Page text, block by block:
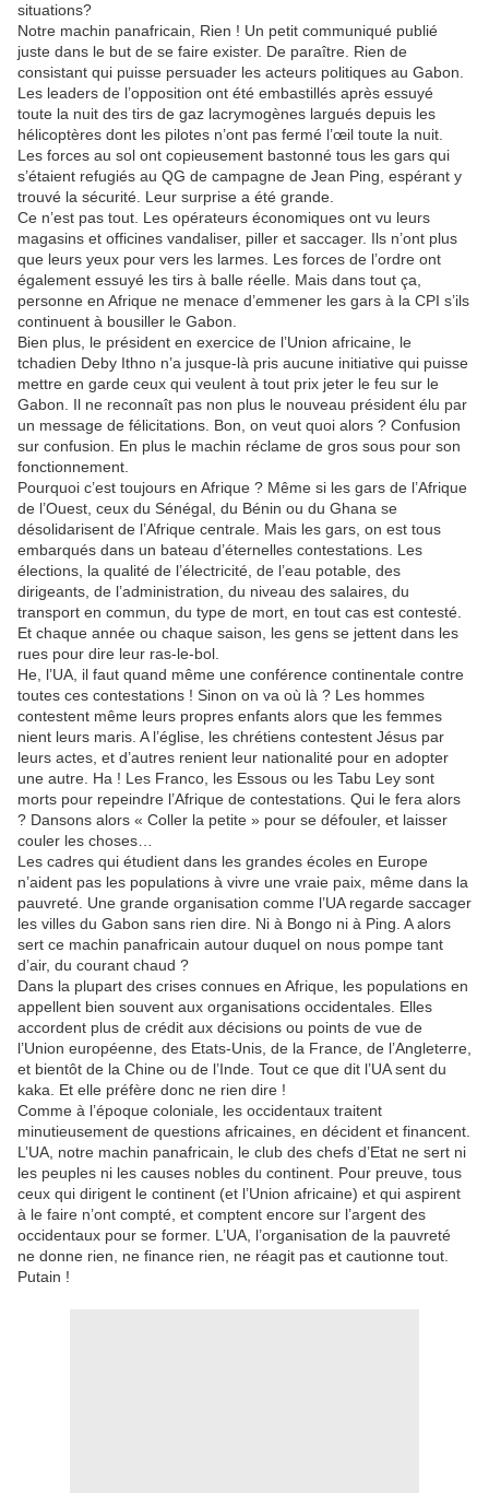
situations?
Notre machin panafricain, Rien ! Un petit communiqué publié
juste dans le but de se faire exister. De paraître. Rien de
consistant qui puisse persuader les acteurs politiques au Gabon.
Les leaders de l’opposition ont été embastillés après essuyé
toute la nuit des tirs de gaz lacrymogènes largués depuis les
hélicoptères dont les pilotes n’ont pas fermé l’œil toute la nuit.
Les forces au sol ont copieusement bastonné tous les gars qui
s’étaient refugiés au QG de campagne de Jean Ping, espérant y
trouvé la sécurité. Leur surprise a été grande.
Ce n’est pas tout. Les opérateurs économiques ont vu leurs
magasins et officines vandaliser, piller et saccager. Ils n’ont plus
que leurs yeux pour vers les larmes. Les forces de l’ordre ont
également essuyé les tirs à balle réelle. Mais dans tout ça,
personne en Afrique ne menace d’emmener les gars à la CPI s’ils
continuent à bousiller le Gabon.
Bien plus, le président en exercice de l’Union africaine, le
tchadien Deby Ithno n’a jusque-là pris aucune initiative qui puisse
mettre en garde ceux qui veulent à tout prix jeter le feu sur le
Gabon. Il ne reconnaît pas non plus le nouveau président élu par
un message de félicitations. Bon, on veut quoi alors ? Confusion
sur confusion. En plus le machin réclame de gros sous pour son
fonctionnement.
Pourquoi c’est toujours en Afrique ? Même si les gars de l’Afrique
de l’Ouest, ceux du Sénégal, du Bénin ou du Ghana se
désolidarisent de l’Afrique centrale. Mais les gars, on est tous
embarqués dans un bateau d’éternelles contestations. Les
élections, la qualité de l’électricité, de l’eau potable, des
dirigeants, de l’administration, du niveau des salaires, du
transport en commun, du type de mort, en tout cas est contesté.
Et chaque année ou chaque saison, les gens se jettent dans les
rues pour dire leur ras-le-bol.
He, l’UA, il faut quand même une conférence continentale contre
toutes ces contestations ! Sinon on va où là ? Les hommes
contestent même leurs propres enfants alors que les femmes
nient leurs maris. A l’église, les chrétiens contestent Jésus par
leurs actes, et d’autres renient leur nationalité pour en adopter
une autre. Ha ! Les Franco, les Essous ou les Tabu Ley sont
morts pour repeindre l’Afrique de contestations. Qui le fera alors
? Dansons alors « Coller la petite » pour se défouler, et laisser
couler les choses…
Les cadres qui étudient dans les grandes écoles en Europe
n’aident pas les populations à vivre une vraie paix, même dans la
pauvreté. Une grande organisation comme l’UA regarde saccager
les villes du Gabon sans rien dire. Ni à Bongo ni à Ping. A alors
sert ce machin panafricain autour duquel on nous pompe tant
d’air, du courant chaud ?
Dans la plupart des crises connues en Afrique, les populations en
appellent bien souvent aux organisations occidentales. Elles
accordent plus de crédit aux décisions ou points de vue de
l’Union européenne, des Etats-Unis, de la France, de l’Angleterre,
et bientôt de la Chine ou de l’Inde. Tout ce que dit l’UA sent du
kaka. Et elle préfère donc ne rien dire !
Comme à l’époque coloniale, les occidentaux traitent
minutieusement de questions africaines, en décident et financent.
L’UA, notre machin panafricain, le club des chefs d’Etat ne sert ni
les peuples ni les causes nobles du continent. Pour preuve, tous
ceux qui dirigent le continent (et l’Union africaine) et qui aspirent
à le faire n’ont compté, et comptent encore sur l’argent des
occidentaux pour se former. L’UA, l’organisation de la pauvreté
ne donne rien, ne finance rien, ne réagit pas et cautionne tout.
Putain !